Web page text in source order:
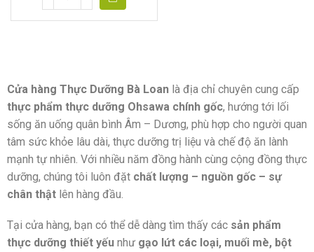
Cửa hàng Thực Dưỡng Bà Loan là địa chỉ chuyên cung cấp
thực phẩm thực dưỡng Ohsawa chính gốc, hướng tới lối
sống ăn uống quân bình Âm – Dương, phù hợp cho người quan
tâm sức khỏe lâu dài, thực dưỡng trị liệu và chế độ ăn lành
mạnh tự nhiên. Với nhiều năm đồng hành cùng cộng đồng thực
dưỡng, chúng tôi luôn đặt chất lượng – nguồn gốc – sự
chân thật lên hàng đầu.
Tại cửa hàng, bạn có thể dễ dàng tìm thấy các sản phẩm
thực dưỡng thiết yếu như gạo lứt các loại, muối mè, bột